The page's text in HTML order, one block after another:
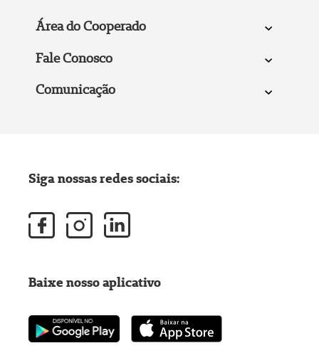
Área do Cooperado
Fale Conosco
Comunicação
Siga nossas redes sociais:
Baixe nosso aplicativo